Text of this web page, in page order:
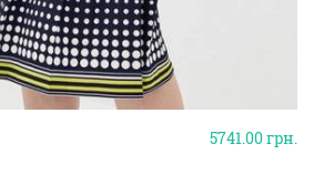
5741.00грн.